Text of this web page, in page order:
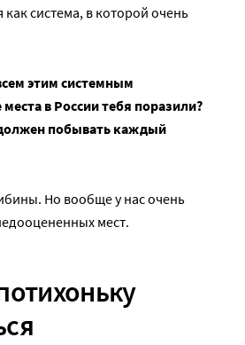
система, в которой очень
этим системным
в России тебя поразили?
должен побывать каждый
Но вообще у нас очень
мест.